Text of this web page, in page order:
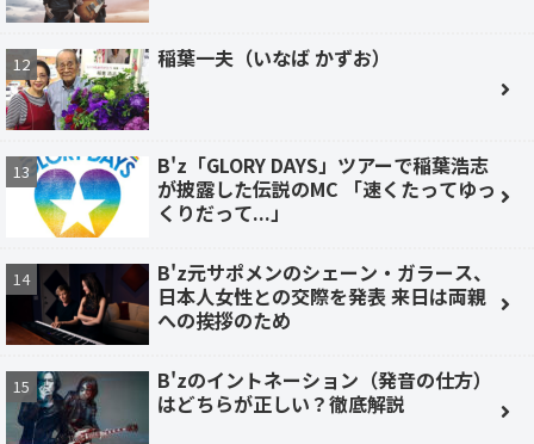
稲葉一夫（いなば かずお）
B'z「GLORY DAYS」ツアーで稲葉浩志
が披露した伝説のMC 「速くたってゆっ
くりだって...」
B'z元サポメンのシェーン・ガラース、
日本人女性との交際を発表 来日は両親
への挨拶のため
B'zのイントネーション（発音の仕方）
はどちらが正しい？徹底解説